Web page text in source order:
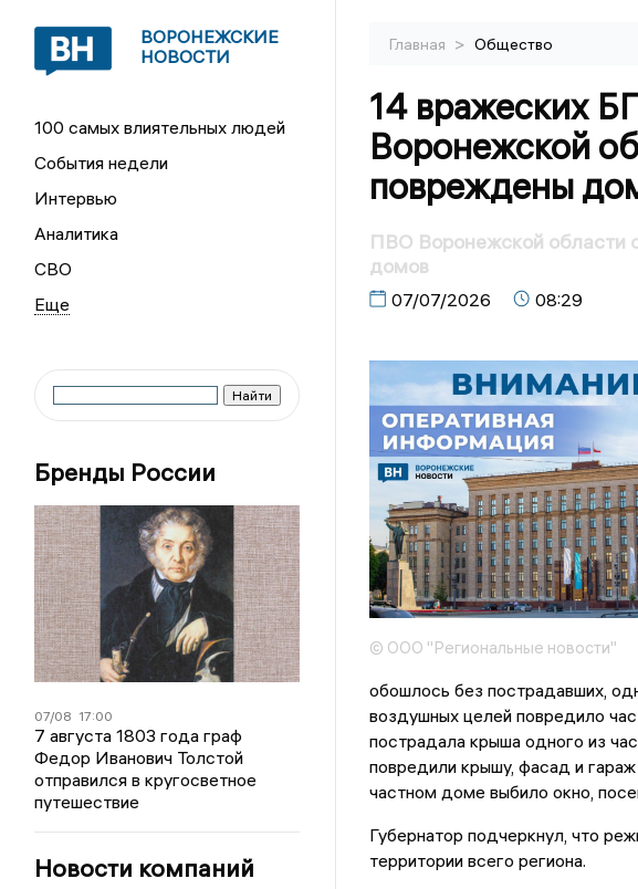
ВОРОНЕЖСКИЕ
НОВОСТИ
100 самых влиятельных людей
События недели
Интервью
Аналитика
СВО
Бренды России
07/08 17:00
7 августа 1803 года граф
Федор Иванович Толстой
отправился в кругосветное
путешествие
Новости компаний
Главная > Общество
14 вражеских
Воронежской
повреждены
ПВО Воронежской области
домов
07/07/2026 08:29
© ООО "Региональные новости"
обошлось без пострадавших,
воздушных целей повредило
пострадала крыша одного из
повредили крышу, фасад и
частном доме выбило окно,
Губернатор подчеркнул, что
территории всего региона.